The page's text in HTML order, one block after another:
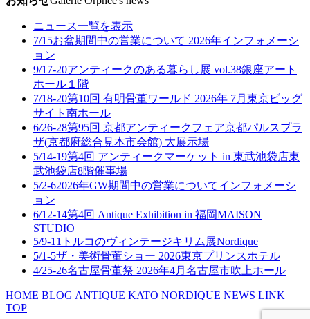
ニュース一覧を表示
7/15お盆期間中の営業について 2026年インフォメーシ
ョン
9/17-20アンティークのある暮らし展 vol.38銀座アート
ホール１階
7/18-20第10回 有明骨董ワールド 2026年 7月 東京ビッグ
サイト南ホール
6/26-28第95回 京都アンティークフェア京都パルスプラ
ザ(京都府総合見本市会館) 大展示場
5/14-19第4回 アンティークマーケット in 東武池袋店東
武池袋店8階催事場
5/2-62026年GW期間中の営業についてインフォメーシ
ョン
6/12-14第4回 Antique Exhibition in 福岡MAISON
STUDIO
5/9-11 トルコのヴィンテージキリム展Nordique
5/1-5ザ・美術骨董ショー 2026東京プリンスホテル
4/25-26名古屋骨董祭 2026年4月 名古屋市吹上ホール
HOME BLOG ANTIQUE KATO NORDIQUE NEWS LINK
TOP